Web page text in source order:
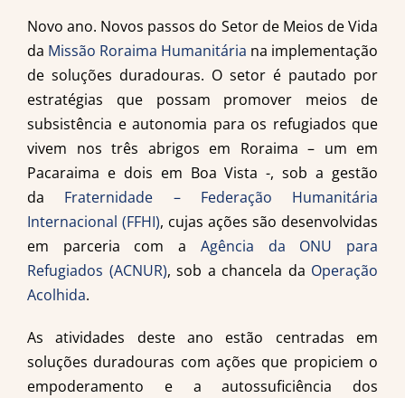
Novo ano. Novos passos do Setor de Meios de Vida
da Missão Roraima Humanitária na implementação
de soluções duradouras. O setor é pautado por
estratégias que possam promover meios de
subsistência e autonomia para os refugiados que
vivem nos três abrigos em Roraima – um em
Pacaraima e dois em Boa Vista -, sob a gestão
da Fraternidade – Federação Humanitária
Internacional (FFHI), cujas ações são desenvolvidas
em parceria com a Agência da ONU para
Refugiados (ACNUR), sob a chancela da Operação
Acolhida.
As atividades deste ano estão centradas em
soluções duradouras com ações que propiciem o
empoderamento e a autossuficiência dos